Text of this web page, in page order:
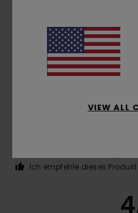
5
25. April 2026
Ich empfehle dieses Produkt
4
VIEW ALL